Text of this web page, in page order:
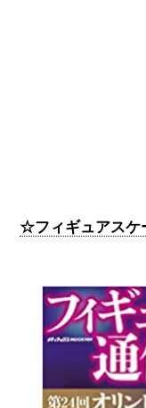
☆フィギュアスケ